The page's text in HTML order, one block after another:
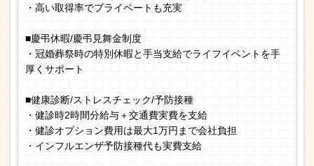
・高い取得率でプライベートも充実
■慶弔休暇/慶弔見舞金制度
・冠婚葬祭時の特別休暇と手当支給でライフイベントを手
厚くサポート
■健康診断/ストレスチェック/予防接種
・健診時2時間分給与＋交通費実費を支給
・健診オプション費用は最大1万円まで会社負担
・インフルエンザ予防接種代も実費支給